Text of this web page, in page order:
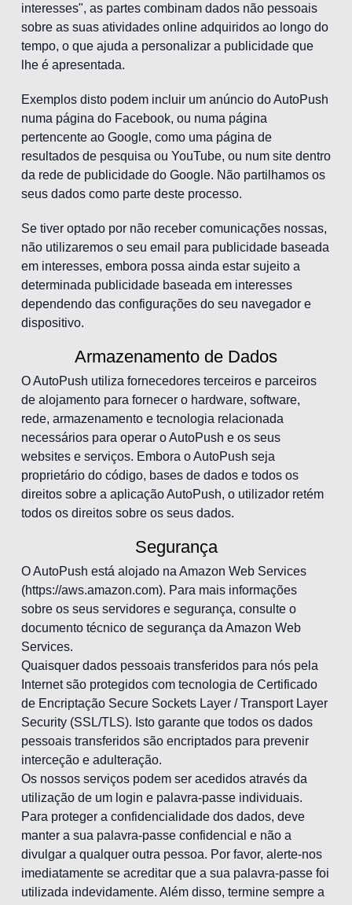
interesses", as partes combinam dados não pessoais
sobre as suas atividades online adquiridos ao longo do
tempo, o que ajuda a personalizar a publicidade que
lhe é apresentada.
Exemplos disto podem incluir um anúncio do AutoPush
numa página do Facebook, ou numa página
pertencente ao Google, como uma página de
resultados de pesquisa ou YouTube, ou num site dentro
da rede de publicidade do Google. Não partilhamos os
seus dados como parte deste processo.
Se tiver optado por não receber comunicações nossas,
não utilizaremos o seu email para publicidade baseada
em interesses, embora possa ainda estar sujeito a
determinada publicidade baseada em interesses
dependendo das configurações do seu navegador e
dispositivo.
Armazenamento de Dados
O AutoPush utiliza fornecedores terceiros e parceiros
de alojamento para fornecer o hardware, software,
rede, armazenamento e tecnologia relacionada
necessários para operar o AutoPush e os seus
websites e serviços. Embora o AutoPush seja
proprietário do código, bases de dados e todos os
direitos sobre a aplicação AutoPush, o utilizador retém
todos os direitos sobre os seus dados.
Segurança
O AutoPush está alojado na Amazon Web Services
(https://aws.amazon.com). Para mais informações
sobre os seus servidores e segurança, consulte o
documento técnico de segurança da Amazon Web
Services.
Quaisquer dados pessoais transferidos para nós pela
Internet são protegidos com tecnologia de Certificado
de Encriptação Secure Sockets Layer / Transport Layer
Security (SSL/TLS). Isto garante que todos os dados
pessoais transferidos são encriptados para prevenir
interceção e adulteração.
Os nossos serviços podem ser acedidos através da
utilização de um login e palavra-passe individuais.
Para proteger a confidencialidade dos dados, deve
manter a sua palavra-passe confidencial e não a
divulgar a qualquer outra pessoa. Por favor, alerte-nos
imediatamente se acreditar que a sua palavra-passe foi
utilizada indevidamente. Além disso, termine sempre a